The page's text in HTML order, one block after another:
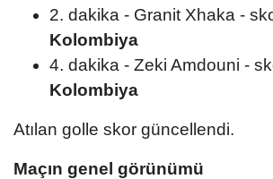
2. dakika - Granit Xhaka -
Kolombiya
4. dakika - Zeki Amdouni -
Kolombiya
Atılan golle skor güncellendi.
Maçın genel görünümü